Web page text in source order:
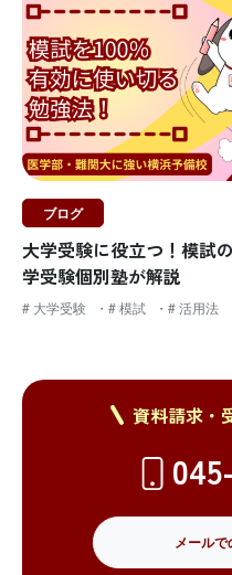
ブログ
大学受験に役立つ！模試
学受験個別塾が解説
# 大学受験 # 模試 # 活用法
資料請求・
メール